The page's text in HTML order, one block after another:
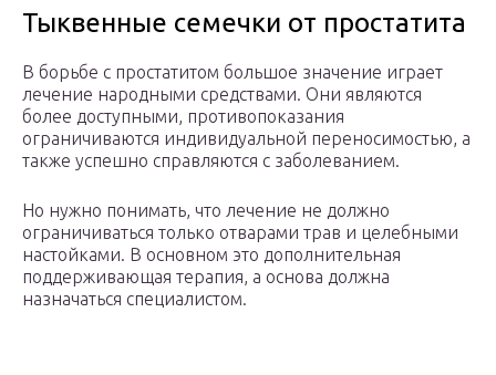
Тыквенные семечки от простатита
В борьбе с простатитом большое значение играет
лечение народными средствами. Они являются
более доступными, противопоказания
ограничиваются индивидуальной переносимостью, а
также успешно справляются с заболеванием.
Но нужно понимать, что лечение не должно
ограничиваться только отварами трав и целебными
настойками. В основном это дополнительная
поддерживающая терапия, а основа должна
назначаться специалистом.